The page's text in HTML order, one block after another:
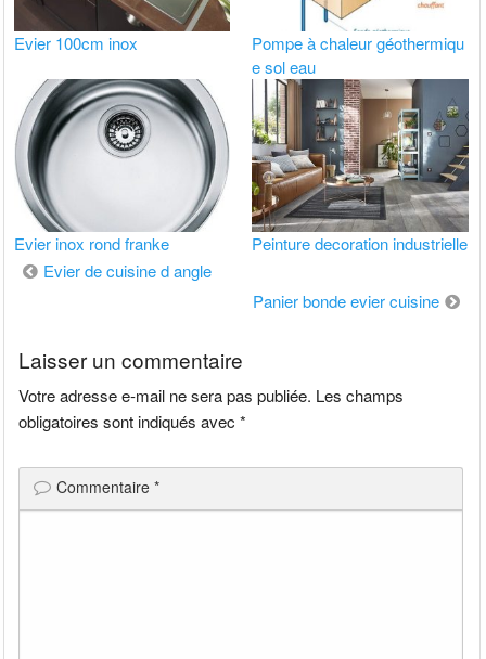
Evier 100cm inox
Pompe à chaleur géothermiqu
e sol eau
Evier inox rond franke Peinture decoration industrielle
Navigation
Evier de cuisine d angle
Panier bonde evier cuisine
Laisser un commentaire
Votre adresse e-mail ne sera pas publiée. Les champs
obligatoires sont indiqués avec*
Commentaire*